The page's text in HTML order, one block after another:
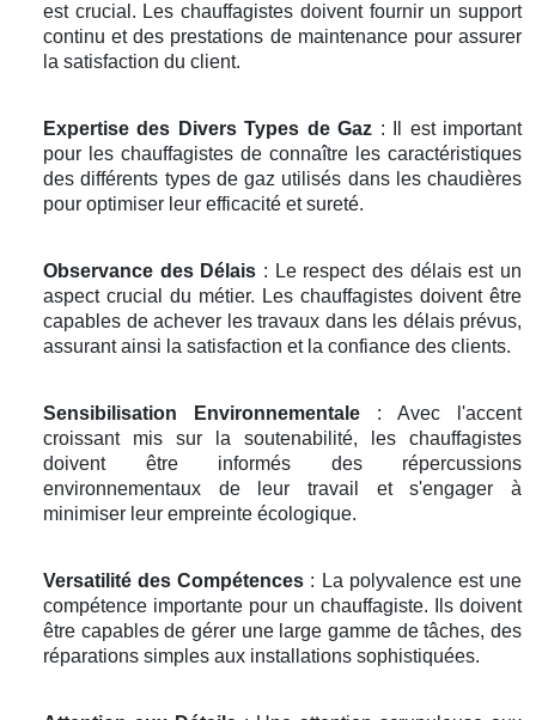
est crucial. Les chauffagistes doivent fournir un support
continu et des prestations de maintenance pour assurer
la satisfaction du client.
Expertise des Divers Types de Gaz : Il est important
pour les chauffagistes de connaître les caractéristiques
des différents types de gaz utilisés dans les chaudières
pour optimiser leur efficacité et sureté.
Observance des Délais : Le respect des délais est un
aspect crucial du métier. Les chauffagistes doivent être
capables de achever les travaux dans les délais prévus,
assurant ainsi la satisfaction et la confiance des clients.
Sensibilisation Environnementale : Avec l'accent
croissant mis sur la soutenabilité, les chauffagistes
doivent être informés des répercussions
environnementaux de leur travail et s'engager à
minimiser leur empreinte écologique.
Versatilité des Compétences : La polyvalence est une
compétence importante pour un chauffagiste. Ils doivent
être capables de gérer une large gamme de tâches, des
réparations simples aux installations sophistiquées.